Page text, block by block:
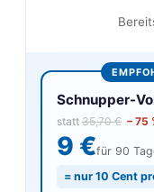
Schnupper-
statt 35,70 € – 75
9 €für 90
= nur 10 Cent